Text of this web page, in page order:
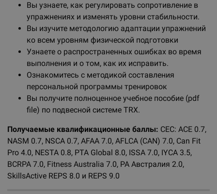
Вы узнаете, как регулировать сопротивление в
упражнениях и изменять уровни стабильности.
Вы изучите методологию адаптации упражнений
ко всем уровням физической подготовки
Узнаете о распространенных ошибках во время
выполнения и о том, как их исправить.
Ознакомитесь с методикой составления
персональной программы тренировок
Вы получите полноценное учебное пособие (pdf
file) по подвесной системе TRX.
Получаемые квалификационные баллы: CEC: ACE 0.7,
NASM 0.7, NSCA 0.7, AFAA 7.0, AFLCA (CAN) 7.0, Can Fit
Pro 4.0, NESTA 0.8, PTA Global 8.0, ISSA 7.0, IYCA 3.5,
BCRPA 7.0, Fitness Australia 7.0, PA Австралия 2.0,
SkillsActive REPS 8.0 и REPS 9.0